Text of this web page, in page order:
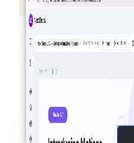
एक नया रेफरल प्रोग्राम जो हर
आपको (और आपके दोस्त) क्रेडिट
तक। साथ में एक सार्वजनिक
प्रीमियम मॉडल, और AI
अधिक पढ़ें
सच्चे एजेंटिक: कैसे
प्रस्तुतियों को बनाता है,